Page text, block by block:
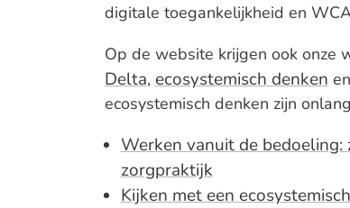
digitale toegankelijkheid en
Op de website krijgen ook onze
Delta, ecosystemisch denken en
ecosystemisch denken zijn
Werken vanuit de
zorgpraktijk
Kijken met een